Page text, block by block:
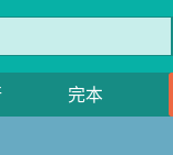
完本